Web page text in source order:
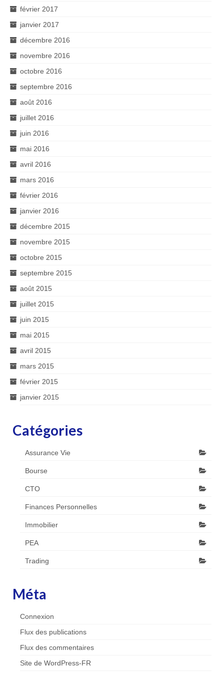
février 2017
janvier 2017
décembre 2016
novembre 2016
octobre 2016
septembre 2016
août 2016
juillet 2016
juin 2016
mai 2016
avril 2016
mars 2016
février 2016
janvier 2016
décembre 2015
novembre 2015
octobre 2015
septembre 2015
août 2015
juillet 2015
juin 2015
mai 2015
avril 2015
mars 2015
février 2015
janvier 2015
Catégories
Assurance Vie
Bourse
CTO
Finances Personnelles
Immobilier
PEA
Trading
Méta
Connexion
Flux des publications
Flux des commentaires
Site de WordPress-FR